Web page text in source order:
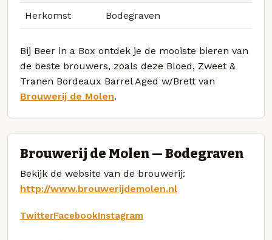
Herkomst Bodegraven
Bij Beer in a Box ontdek je de mooiste bieren van
de beste brouwers, zoals deze Bloed, Zweet &
Tranen Bordeaux Barrel Aged w/Brett van
Brouwerij de Molen.
Brouwerij de Molen — Bodegraven
Bekijk de website van de brouwerij:
http://www.brouwerijdemolen.nl
TwitterFacebookInstagram